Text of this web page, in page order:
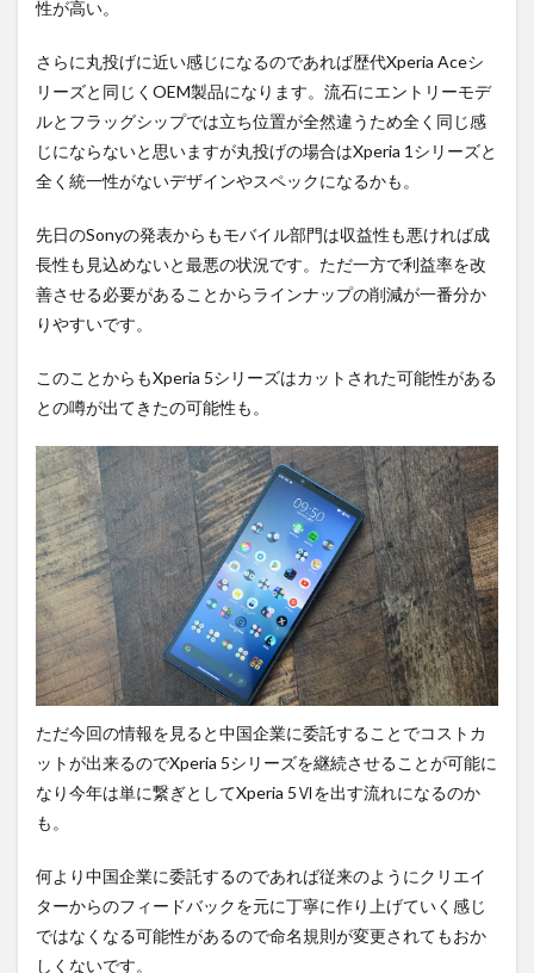
性が高い。
さらに丸投げに近い感じになるのであれば歴代Xperia Aceシ
リーズと同じくOEM製品になります。流石にエントリーモデ
ルとフラッグシップでは立ち位置が全然違うため全く同じ感
じにならないと思いますが丸投げの場合はXperia 1シリーズと
全く統一性がないデザインやスペックになるかも。
先日のSonyの発表からもモバイル部門は収益性も悪ければ成
長性も見込めないと最悪の状況です。ただ一方で利益率を改
善させる必要があることからラインナップの削減が一番分か
りやすいです。
このことからもXperia 5シリーズはカットされた可能性がある
との噂が出てきたの可能性も。
ただ今回の情報を見ると中国企業に委託することでコストカ
ットが出来るのでXperia 5シリーズを継続させることが可能に
なり今年は単に繋ぎとしてXperia 5Ⅵを出す流れになるのか
も。
何より中国企業に委託するのであれば従来のようにクリエイ
ターからのフィードバックを元に丁寧に作り上げていく感じ
ではなくなる可能性があるので命名規則が変更されてもおか
しくないです。